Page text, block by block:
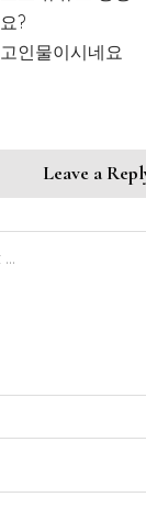
요?
고인물이시네요
Leave a